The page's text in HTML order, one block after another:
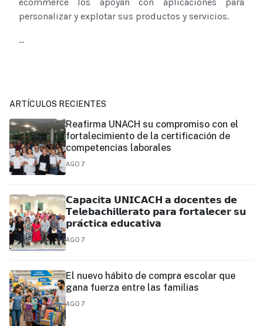
ecommerce los apoyan con aplicaciones para
personalizar y explotar sus productos y servicios.
...
ARTÍCULOS RECIENTES
Reafirma UNACH su compromiso con el
fortalecimiento de la certificación de
competencias laborales
AGO 7
𝗖𝗮𝗽𝗮𝗰𝗶𝘁𝗮 𝗨𝗡𝗜𝗖𝗔𝗖𝗛 𝗮 𝗱𝗼𝗰𝗲𝗻𝘁𝗲𝘀 𝗱𝗲
𝗧𝗲𝗹𝗲𝗯𝗮𝗰𝗵𝗶𝗹𝗹𝗲𝗿𝗮𝘁𝗼 𝗽𝗮𝗿𝗮 𝗳𝗼𝗿𝘁𝗮𝗹𝗲𝗰𝗲𝗿 𝘀𝘂
𝗽𝗿𝗮́𝗰𝘁𝗶𝗰𝗮 𝗲𝗱𝘂𝗰𝗮𝘁𝗶𝘃𝗮
AGO 7
El nuevo hábito de compra escolar que
gana fuerza entre las familias
AGO 7